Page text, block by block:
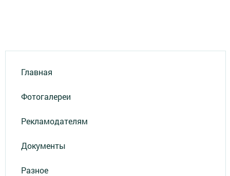
Главная
Фотогалереи
Рекламодателям
Документы
Разное